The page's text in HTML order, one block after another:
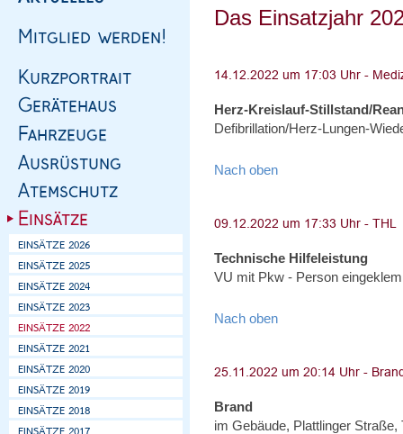
Das Einsatzjahr
Herz-Kreislauf-Stillstand/
Defibrillation/Herz-Lungen-
Nach oben
Technische Hilfeleistung
VU mit Pkw - Person
Nach oben
Brand
im Gebäude, Plattlinger Straße,